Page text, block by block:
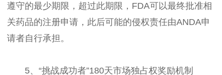
遵守的最少期限，超过此期限，FDA可以最终批准相
关药品的注册申请，此后可能的侵权责任由ANDA申
请者自行承担。
5、“挑战成功者”180天市场独占权奖励机制